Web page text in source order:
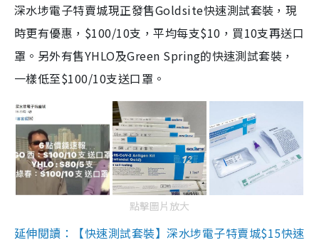
深水埗電子特賣城現正發售Goldsite快速測試套裝，現
時更有優惠，$100/10支，平均每支$10，買10支再送口
罩。另外有售YHLO及Green Spring的快速測試套裝，
一樣低至$100/10支送口罩。
點擊圖片放大
延伸閱讀：【快速測試套裝】深水埗電子特賣城$15快速